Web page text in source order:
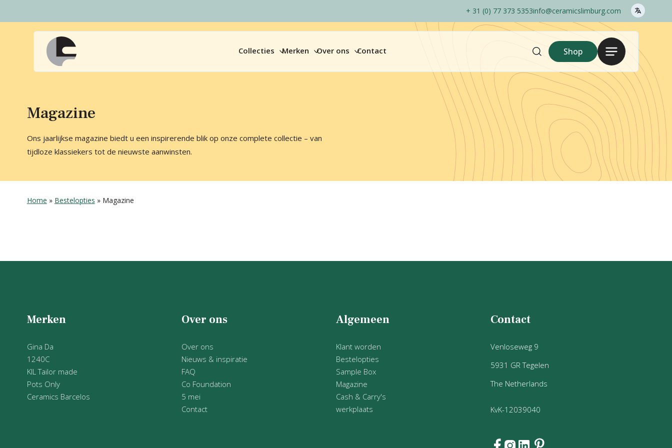
hoofdinhoud
+ 31 (0) 77 373 5353info@ceramicslimburg.com
Home
Collecties Merken Over ons Contact
hier..
Shop
Menu
Shop
Inloggen
Gina Da
1240C
Pots Only
Ceramics Barcelos
werkplaats
Sample Box
Magazine
Ons jaarlijkse magazine biedt u een inspirerende blik op onze complete collectie – van
tijdloze klassiekers tot de nieuwste aanwinsten.
Home » Bestelopties » Magazine
Merken
Gina Da
1240C
KIL Tailor made
Pots Only
Ceramics Barcelos
Over ons
Over ons
Nieuws & inspiratie
FAQ
Co Foundation
5 mei
Contact
Algemeen
Klant worden
Bestelopties
Sample Box
Magazine
Cash & Carry's
werkplaats
Contact
Venloseweg 9
5931 GR Tegelen
The Netherlands
KvK-12039040